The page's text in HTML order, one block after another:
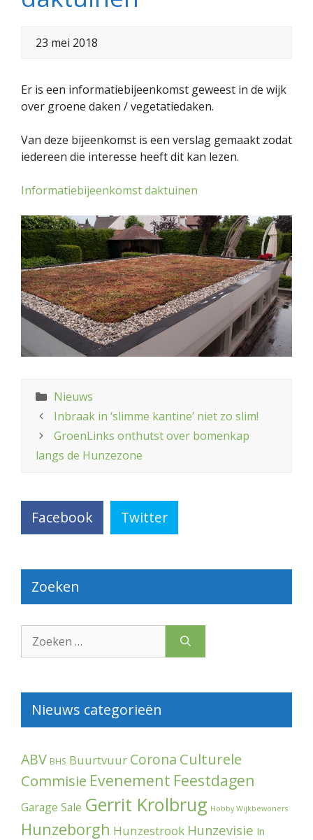
23 mei 2018
Er is een informatiebijeenkomst geweest in de wijk
over groene daken / vegetatiedaken.
Van deze bijeenkomst is een verslag gemaakt zodat
iedereen die interesse heeft dit kan lezen.
Informatiebijeenkomst daktuinen
Categorieën
Nieuws
Inbraak in ‘slimme kantine’ niet zo slim!
GroenLinks onthutst over bomenkap
langs de Hunzezone
Facebook Twitter
Zoeken
naar:
Nieuws categorieën
ABV BHS Buurtvuur Corona Culturele
Commisie Evenement Feestdagen
Garage Sale Gerrit Krolbrug Hobby Wijkbewoners
Hunzeborgh Hunzestrook Hunzevisie In